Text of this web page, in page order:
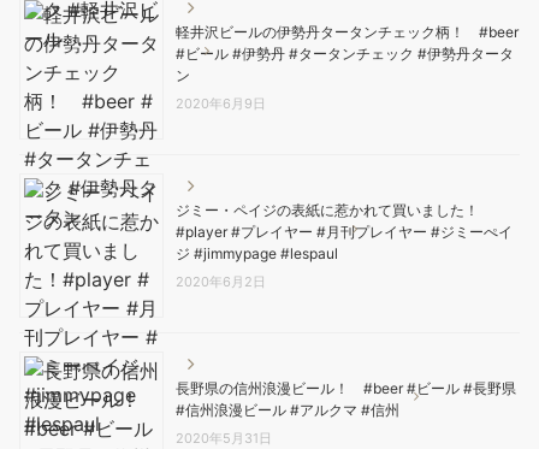
軽井沢ビールの伊勢丹タータンチェック柄！ #beer
#ビール #伊勢丹 #タータンチェック #伊勢丹タータ
ン
2020年6月9日
ジミー・ペイジの表紙に惹かれて買いました！
#player #プレイヤー #月刊プレイヤー #ジミーぺイ
ジ #jimmypage #lespaul
2020年6月2日
長野県の信州浪漫ビール！ #beer #ビール #長野県
#信州浪漫ビール #アルクマ #信州
2020年5月31日